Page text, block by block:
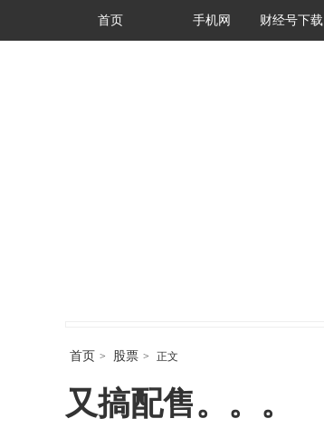
首页 手机网 财经号下载
首页 > 股票 > 正文
又搞配售。。。